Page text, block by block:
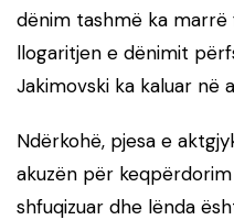
dënim tashmë ka
llogaritjen e dënimit
Jakimovski ka kaluar në
Ndërkohë, pjesa e
akuzën për
shfuqizuar dhe lënda